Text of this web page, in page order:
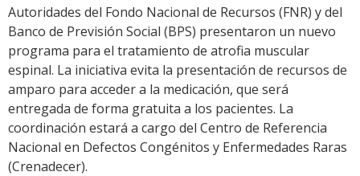
Link
Autoridades del Fondo Nacional de Recursos (FNR) y del
Banco de Previsión Social (BPS) presentaron un nuevo
programa para el tratamiento de atrofia muscular
espinal. La iniciativa evita la presentación de recursos de
amparo para acceder a la medicación, que será
entregada de forma gratuita a los pacientes. La
coordinación estará a cargo del Centro de Referencia
Nacional en Defectos Congénitos y Enfermedades Raras
(Crenadecer).